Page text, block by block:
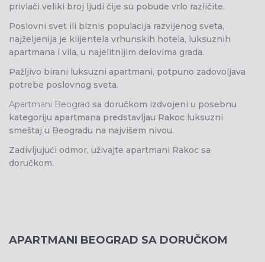
privlači veliki broj ljudi čije su pobude vrlo različite.
Poslovni svet ili biznis populacija razvijenog sveta,
najželjenija je klijentela vrhunskih hotela, luksuznih
apartmana i vila, u najelitnijim delovima grada.
Pažljivo birani luksuzni apartmani, potpuno zadovoljava
potrebe poslovnog sveta.
Apartmani Beograd sa doručkom izdvojeni u posebnu
kategoriju apartmana predstavljau Rakoc luksuzni
smeštaj u Beogradu na najvišem nivou.
Zadivljujući odmor, uživajte apartmani Rakoc sa
doručkom.
APARTMANI BEOGRAD SA DORUČKOM